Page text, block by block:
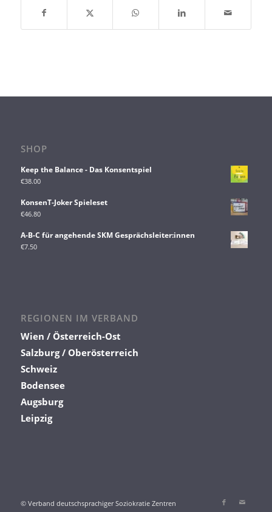
SHOP
Keep the Balance - Das Konsentspiel
€38.00
KonsenT-Joker Spieleset
€46.80
A-B-C für angehende SKM Gesprächsleiter:innen
€7.50
REGIONEN IM VERBAND
Wien / Österreich-Ost
Salzburg / Oberösterreich
Schweiz
Bodensee
Augsburg
Leipzig
© Verband deutschsprachiger Soziokratie Zentren